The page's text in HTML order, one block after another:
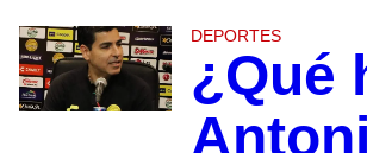
DEPORTES
¿Qué